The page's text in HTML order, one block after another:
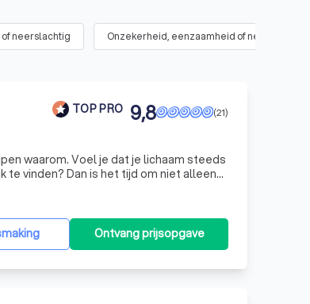
neerslachtig Onzekerheid, eenzaamheid of negatief
TOP PRO (21)
9,8
lichaam steeds
vinden? Dan is het tijd om niet alleen
Ontvang prijsopgave